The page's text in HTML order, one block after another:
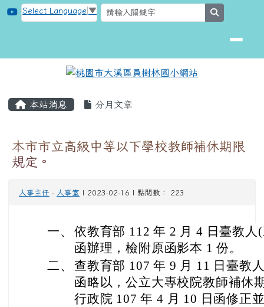
跳至主內容區
桃園市大溪區員樹林國小網站
Select Language ▼
本站消息 分月文章
本市市立高級中等以下學校教師補休期限
規定。
人事主任 - 人事室 | 2023-02-16 | 點閱數： 223
一、 依教育部 112 年 2 月 4 日臺教人
函辦理，檢附原函影本 1 份。
二、 查教育部 107 年 9 月 11 日臺教
函略以，公立大專校院教師補休
行政院 107 年 4 月 10 日函修正